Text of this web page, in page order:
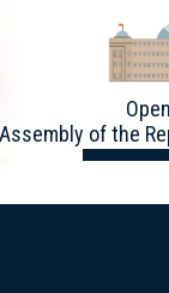
Assembly of the